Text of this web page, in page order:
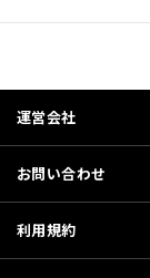
運営会社
お問い合わせ
利用規約